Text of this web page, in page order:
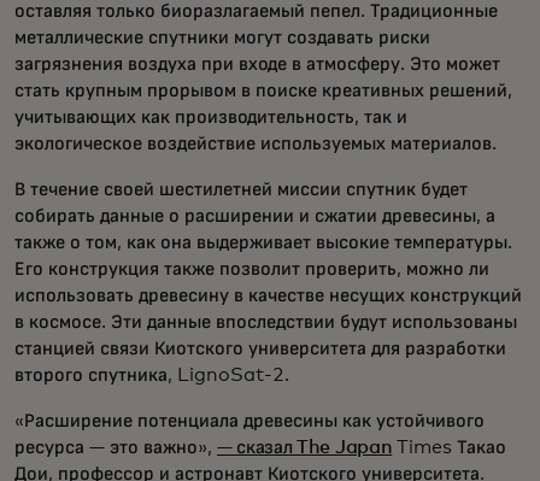
оставляя только биоразлагаемый пепел. Традиционные
металлические спутники могут создавать риски
загрязнения воздуха при входе в атмосферу. Это может
стать крупным прорывом в поиске креативных решений,
учитывающих как производительность, так и
экологическое воздействие используемых материалов.
В течение своей шестилетней миссии спутник будет
собирать данные о расширении и сжатии древесины, а
также о том, как она выдерживает высокие температуры.
Его конструкция также позволит проверить, можно ли
использовать древесину в качестве несущих конструкций
в космосе. Эти данные впоследствии будут использованы
станцией связи Киотского университета для разработки
второго спутника, LignoSat-2.
«Расширение потенциала древесины как устойчивого
ресурса — это важно», — сказал The Japan Times Такао
Дои, профессор и астронавт Киотского университета.